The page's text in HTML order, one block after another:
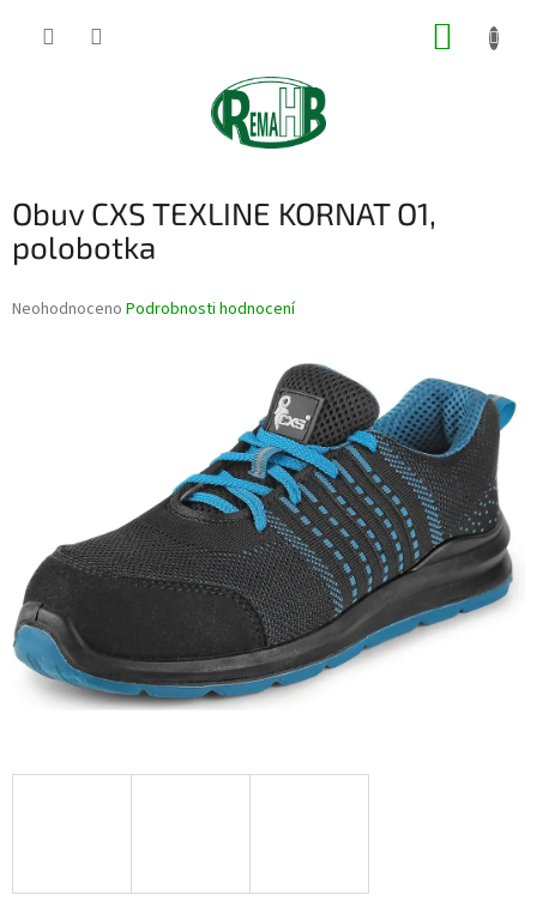
Obuv CXS TEXLINE KORNAT O1,
polobotka
Průměrné
Neohodnoceno Podrobnosti hodnocení